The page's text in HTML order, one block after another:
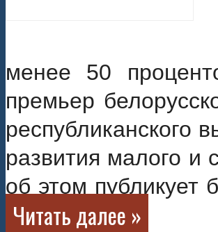
менее 50
премьер
республиканского
развития малого и
об этом публикует
Читать далее »